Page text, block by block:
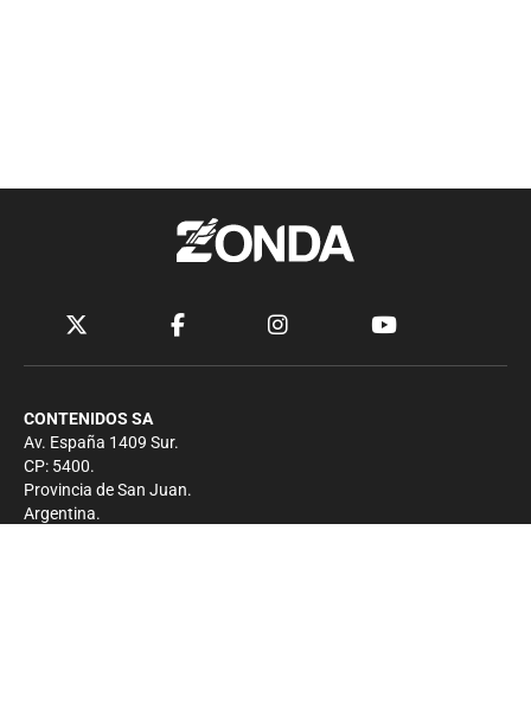
CONTENIDOS SA
Av. España 1409 Sur.
CP: 5400.
Provincia de San Juan.
Argentina.